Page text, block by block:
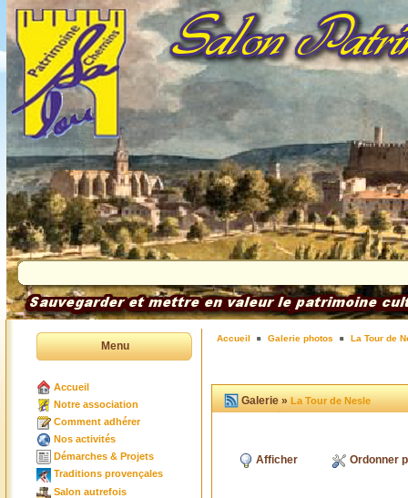
Menu
Accueil
Notre association
Comment adhérer
Nos activités
Démarches & Projets
Traditions provençales
Salon autrefois
Accueil Galerie photos La Tour de
Galerie »La Tour de Nesle
Afficher Ordonner